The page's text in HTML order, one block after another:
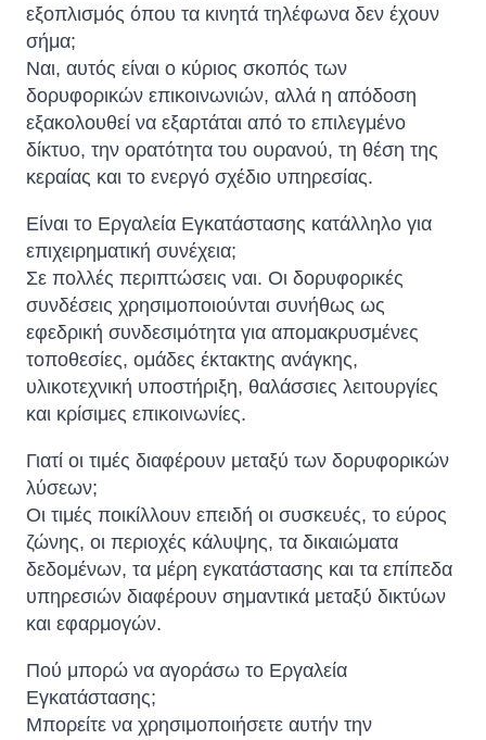
εξοπλισμός όπου τα κινητά τηλέφωνα δεν έχουν
σήμα;
Ναι, αυτός είναι ο κύριος σκοπός των
δορυφορικών επικοινωνιών, αλλά η απόδοση
εξακολουθεί να εξαρτάται από το επιλεγμένο
δίκτυο, την ορατότητα του ουρανού, τη θέση της
κεραίας και το ενεργό σχέδιο υπηρεσίας.
Είναι το Εργαλεία Εγκατάστασης κατάλληλο για
επιχειρηματική συνέχεια;
Σε πολλές περιπτώσεις ναι. Οι δορυφορικές
συνδέσεις χρησιμοποιούνται συνήθως ως
εφεδρική συνδεσιμότητα για απομακρυσμένες
τοποθεσίες, ομάδες έκτακτης ανάγκης,
υλικοτεχνική υποστήριξη, θαλάσσιες λειτουργίες
και κρίσιμες επικοινωνίες.
Γιατί οι τιμές διαφέρουν μεταξύ των δορυφορικών
λύσεων;
Οι τιμές ποικίλλουν επειδή οι συσκευές, το εύρος
ζώνης, οι περιοχές κάλυψης, τα δικαιώματα
δεδομένων, τα μέρη εγκατάστασης και τα επίπεδα
υπηρεσιών διαφέρουν σημαντικά μεταξύ δικτύων
και εφαρμογών.
Πού μπορώ να αγοράσω το Εργαλεία
Εγκατάστασης;
Μπορείτε να χρησιμοποιήσετε αυτήν την